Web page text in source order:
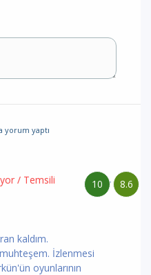
yorum yaptı
8.6
/
10
/ Temsili
kaldım.
İzlenmesi
oyunlarının